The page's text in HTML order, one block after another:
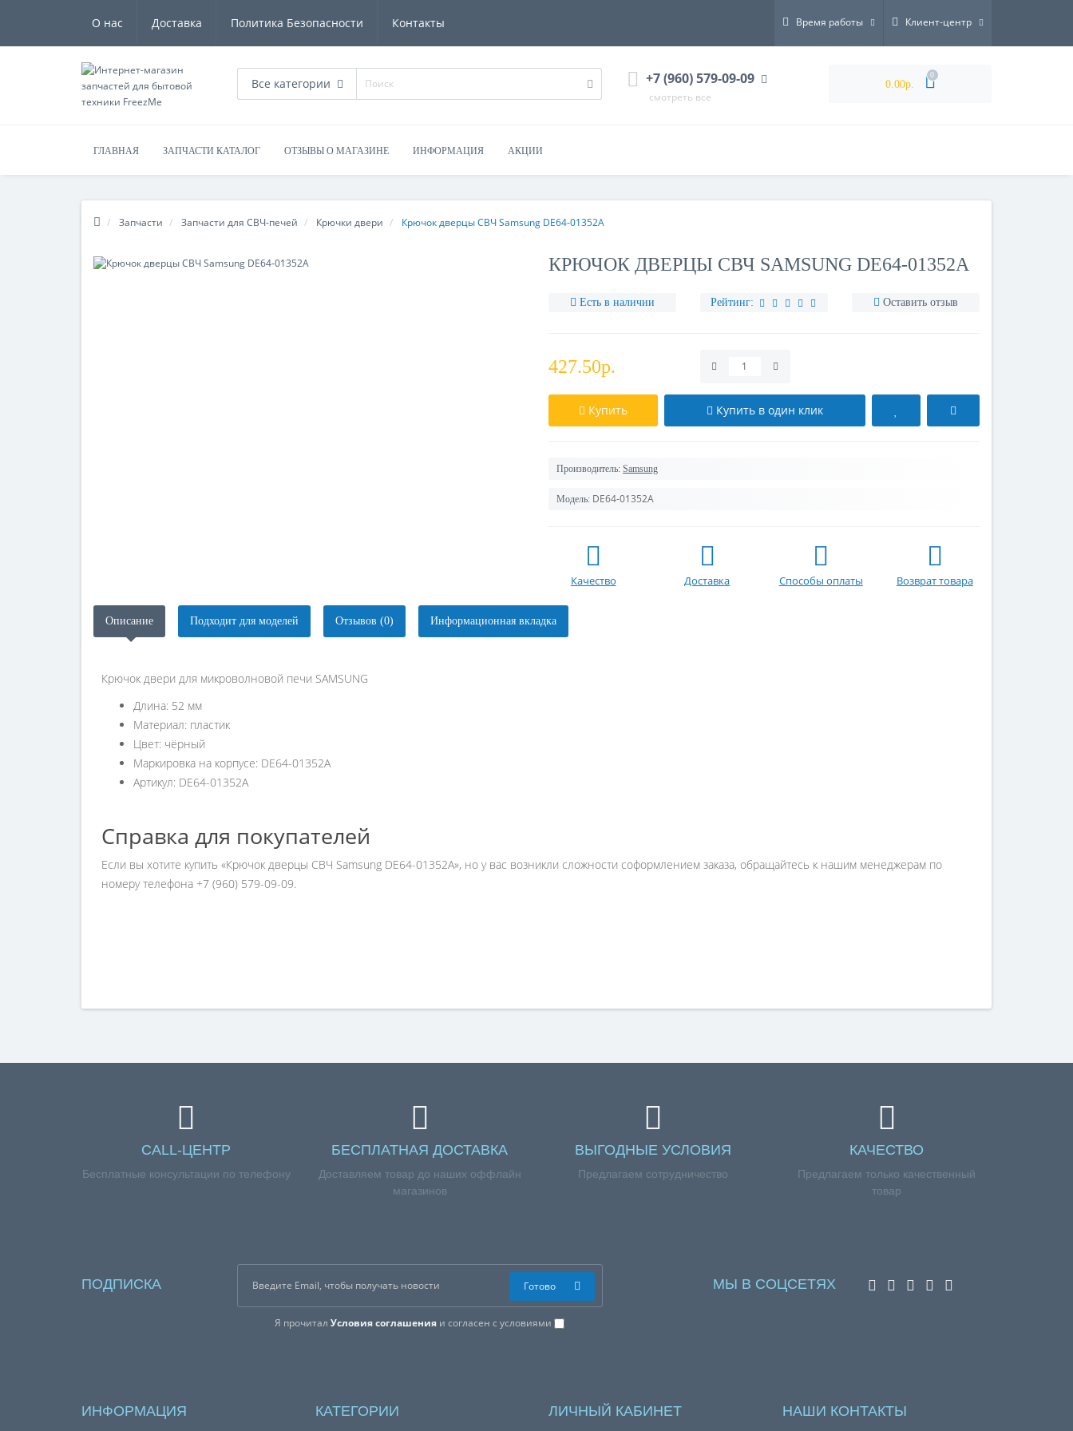
О нас Доставка Политика Безопасности Контакты Время работы Клиент-центр
Все категории +7 (960) 579-09-09
смотреть все
0.00р.
0
ГЛАВНАЯ ЗАПЧАСТИ КАТАЛОГ ОТЗЫВЫ О МАГАЗИНЕ ИНФОРМАЦИЯ АКЦИИ
Запчасти Запчасти для СВЧ-печей Крючки двери Крючок дверцы СВЧ Samsung DE64-01352A
КРЮЧОК ДВЕРЦЫ СВЧ SAMSUNG DE64-01352A
Есть в наличии Рейтинг: Оставить отзыв
427.50р.
Купить Купить в один клик
Производитель: Samsung
Модель: DE64-01352A
Качество Доставка Способы оплаты Возврат товара
Описание Подходит для моделей Отзывов (0) Информационная вкладка
Крючок двери для микроволновой печи SAMSUNG
Длина: 52 мм
Материал: пластик
Цвет: чёрный
Маркировка на корпусе: DE64-01352A
Артикул: DE64-01352A
Справка для покупателей
Если вы хотите купить «Крючок дверцы СВЧ Samsung DE64-01352A», но у вас возникли сложности соформлением заказа, обращайтесь к нашим менеджерам по
номеру телефона +7 (960) 579-09-09.
CALL-ЦЕНТР
Бесплатные консультации по телефону
БЕСПЛАТНАЯ ДОСТАВКА
Доставляем товар до наших оффлайн
магазинов
ВЫГОДНЫЕ УСЛОВИЯ
Предлагаем сотрудничество
КАЧЕСТВО
Предлагаем только качественный
товар
ПОДПИСКА
Я прочиталУсловия соглашения и согласен с условиями
Готово МЫ В СОЦСЕТЯХ
ИНФОРМАЦИЯ КАТЕГОРИИ ЛИЧНЫЙ КАБИНЕТ НАШИ КОНТАКТЫ